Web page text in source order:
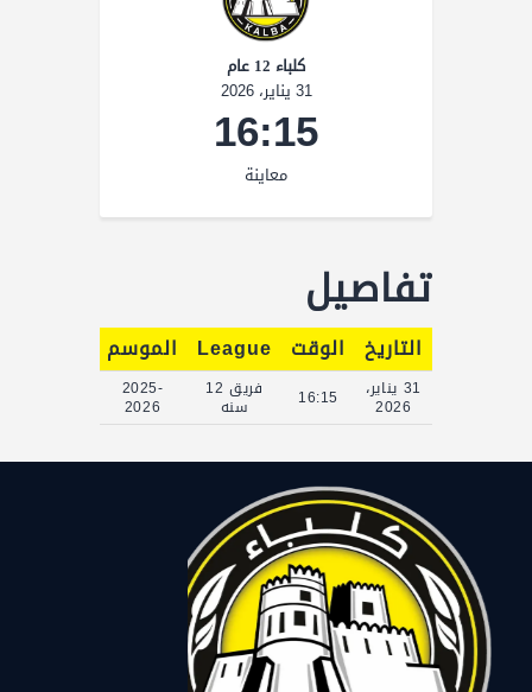
كلباء 12 عام
31 يناير، 2026
16:15
معاينة
تفاصيل
التاريخ الوقت League الموسم
31 يناير،
2026
16:15 فريق 12
سنه
2025-
2026